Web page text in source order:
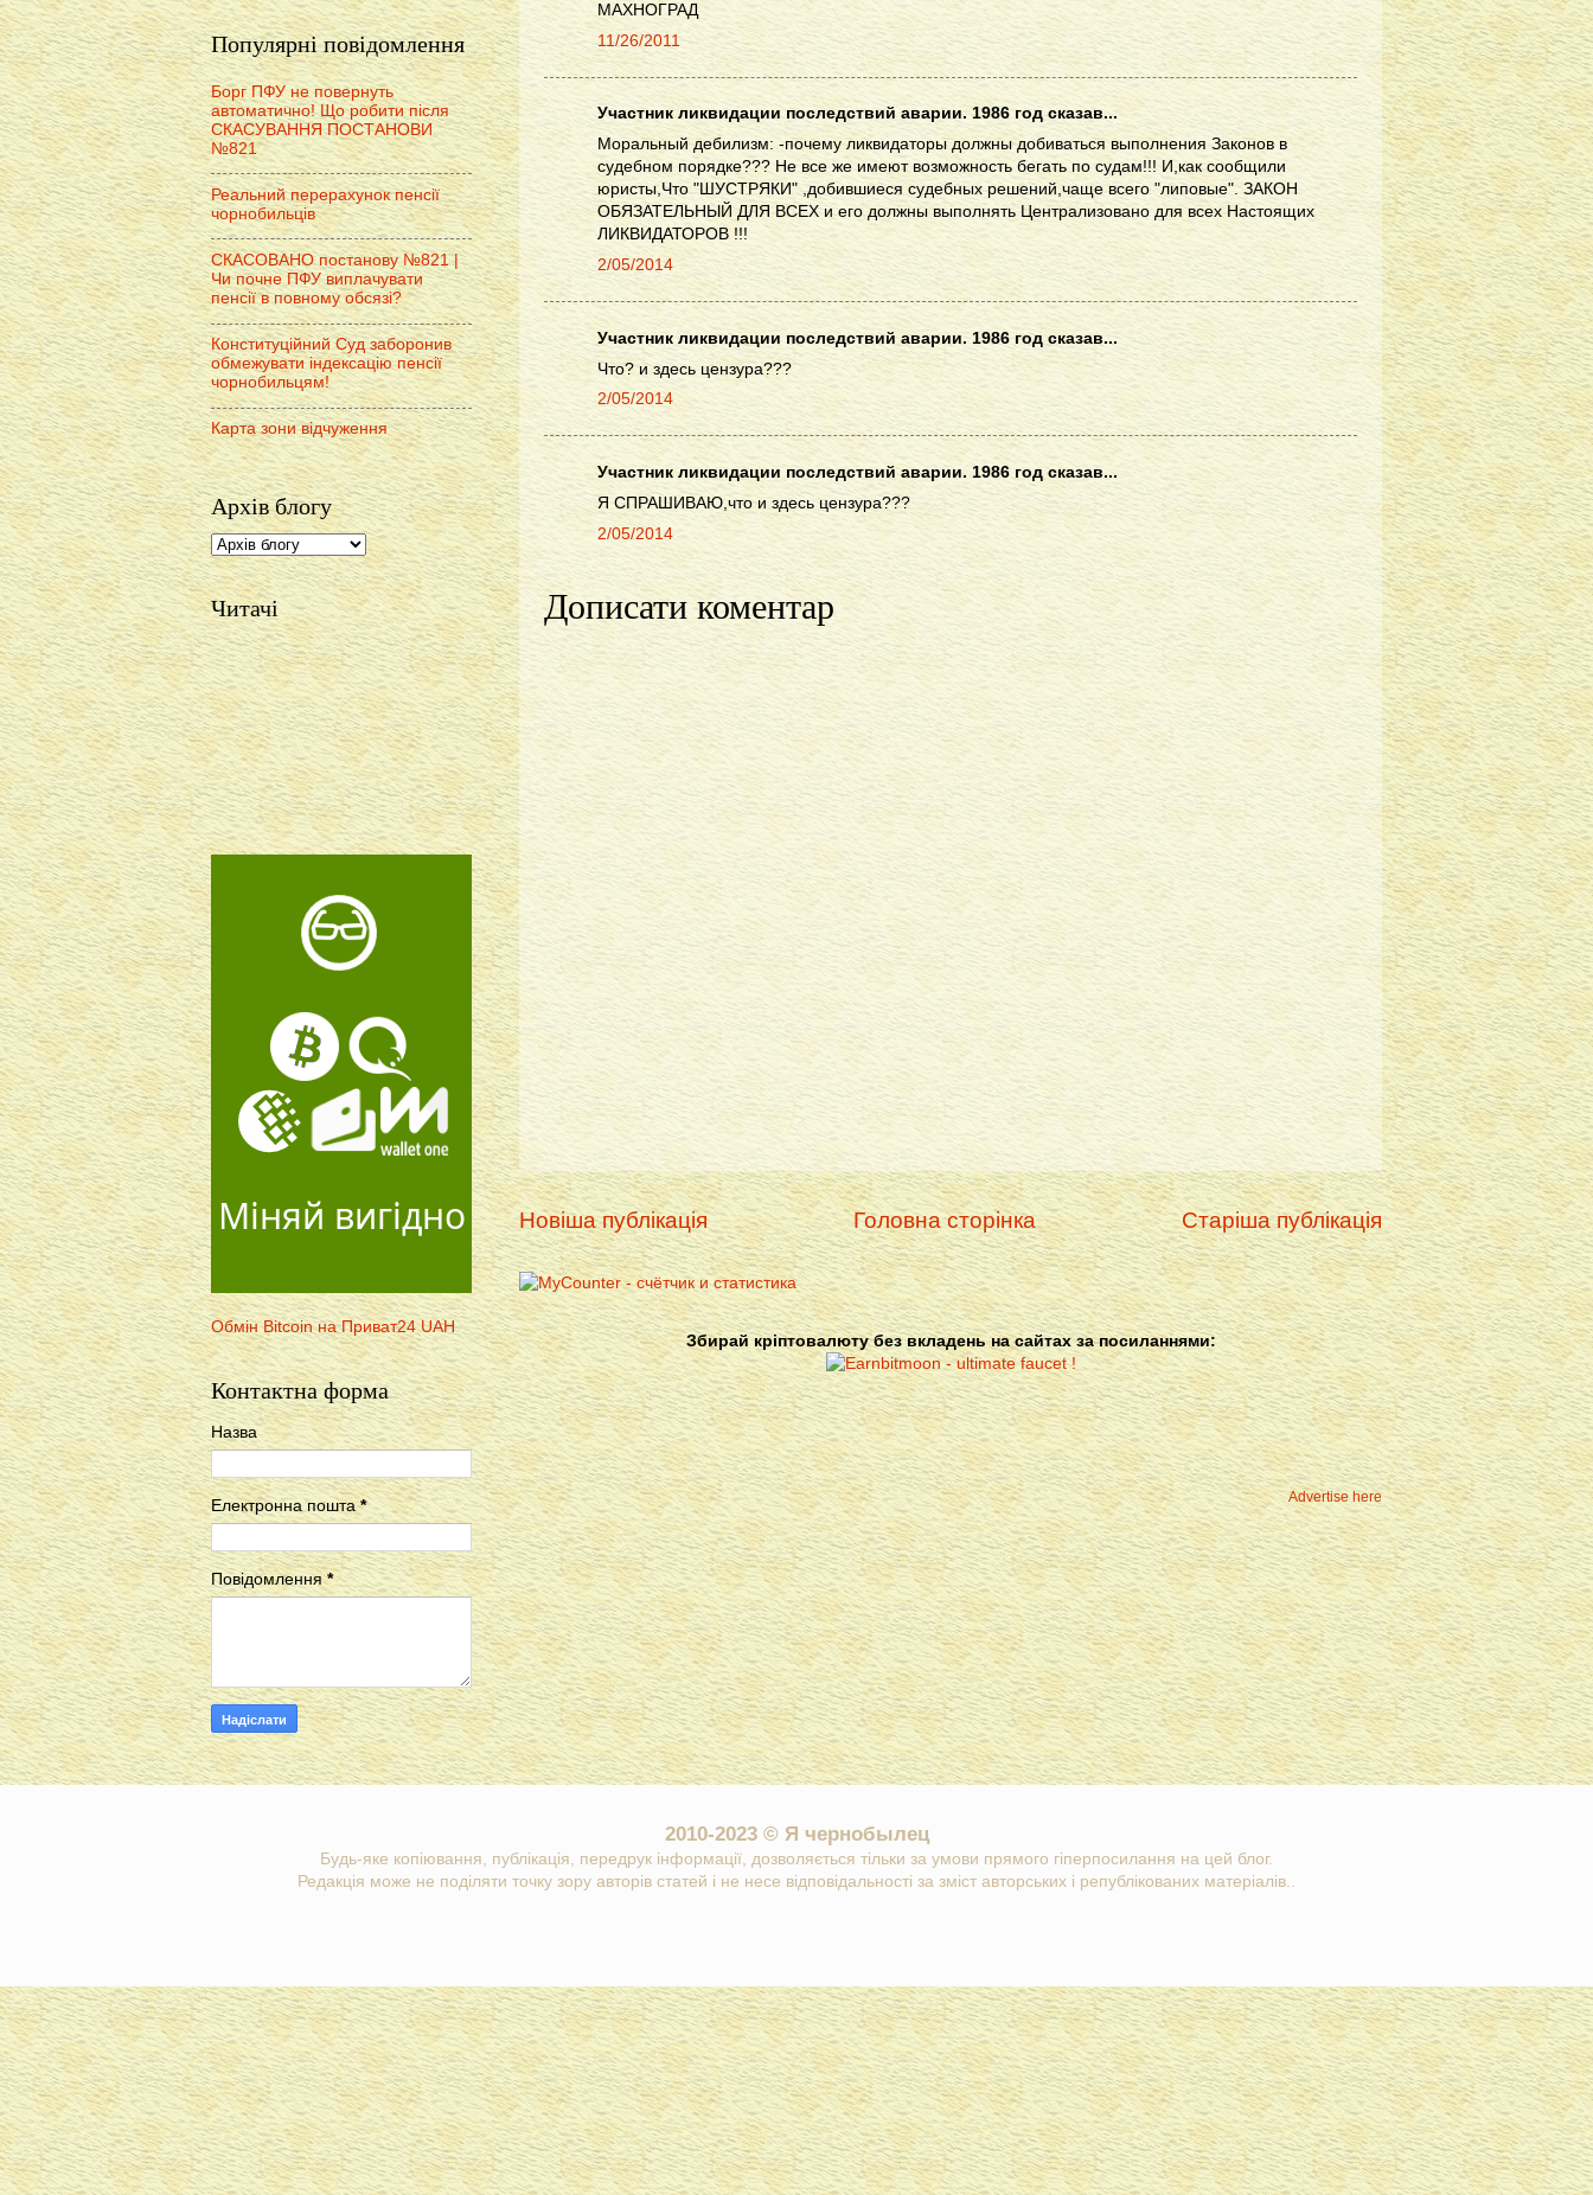
МАХНОГРАД
11/26/2011
Участник ликвидации последствий аварии. 1986 год сказав...
Моральный дебилизм: -почему ликвидаторы должны добиваться выполнения Законов в
судебном порядке??? Не все же имеют возможность бегать по судам!!! И,как сообщили
юристы,Что "ШУСТРЯКИ" ,добившиеся судебных решений,чаще всего "липовые". ЗАКОН
ОБЯЗАТЕЛЬНЫЙ ДЛЯ ВСЕХ и его должны выполнять Централизовано для всех Настоящих
ЛИКВИДАТОРОВ !!!
2/05/2014
Участник ликвидации последствий аварии. 1986 год сказав...
Что? и здесь цензура???
2/05/2014
Участник ликвидации последствий аварии. 1986 год сказав...
Я СПРАШИВАЮ,что и здесь цензура???
2/05/2014
Дописати коментар
Новіша публікація Старіша публікація
Головна сторінка
Збирай кріптовалюту без вкладень на сайтах за посиланнями:
Advertise here
Популярні повідомлення
Борг ПФУ не повернуть
автоматично! Що робити після
СКАСУВАННЯ ПОСТАНОВИ
№821
Реальний перерахунок пенсії
чорнобильців
СКАСОВАНО постанову №821 |
Чи почне ПФУ виплачувати
пенсії в повному обсязі?
Конституційний Суд заборонив
обмежувати індексацію пенсії
чорнобильцям!
Карта зони відчуження
Архів блогу
Читачі
Міняй вигідно
Обмін Bitcoin на Приват24 UAH
Контактна форма
Назва
Електронна пошта*
Повідомлення *
2010-2023 © Я чернобылец
Будь-яке копіювання, публікація, передрук інформації, дозволяється тільки за умови прямого гіперпосилання на цей блог.
Редакція може не поділяти точку зору авторів статей і не несе відповідальності за зміст авторських і републікованих матеріалів..